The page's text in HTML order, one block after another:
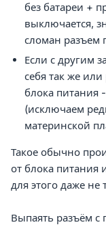
без батареи +
выключается,
сломан разъем
Если с другим
себя так же
блока питания
(исключаем
материнской
Такое обычно
от блока питания
для этого даже не
Выпаять разъём с